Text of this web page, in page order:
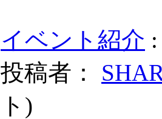
イベント紹介
投稿者：
ト )